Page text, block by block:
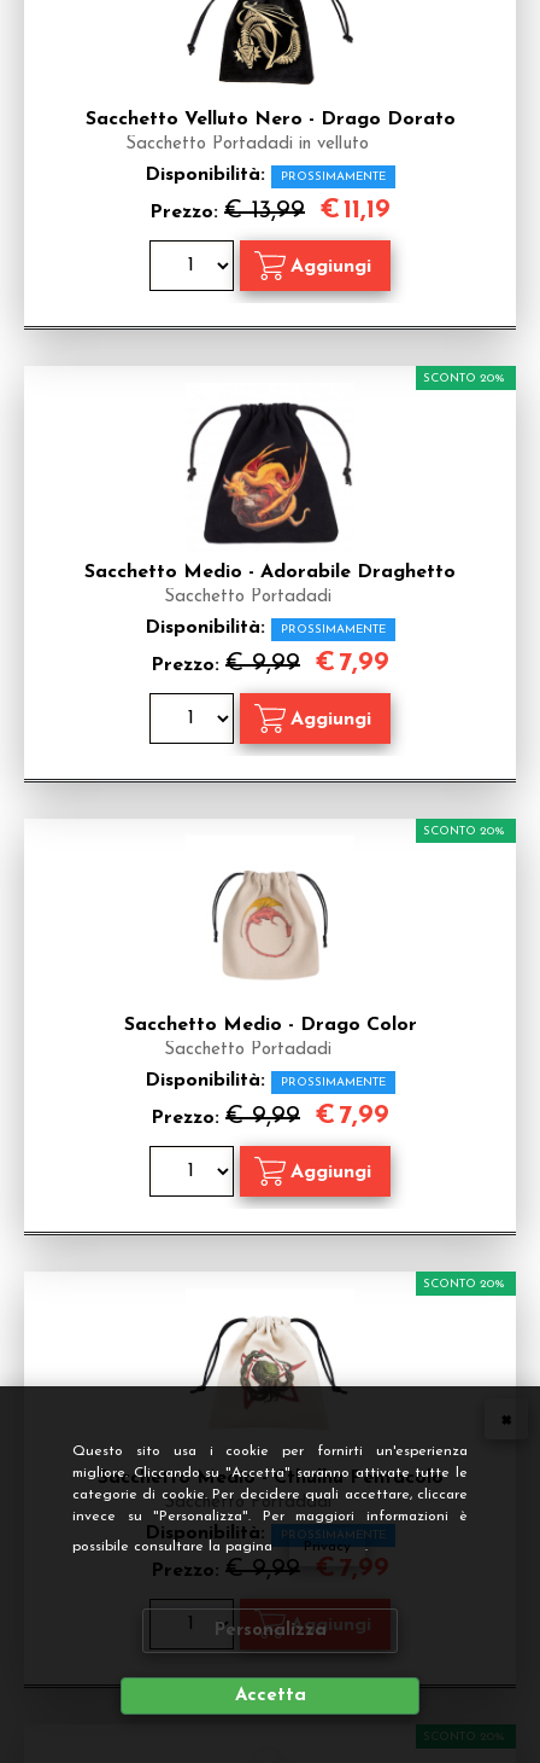
Questo sito usa i cookie per fornirti un'esperienza
migliore. Cliccando su "Accetta" saranno attivate tutte le
categorie di cookie. Per decidere quali accettare, cliccare
invece su "Personalizza". Per maggiori informazioni è
possibile consultare la pagina Privacy .
Personalizza
Accetta
Sacchetto Velluto Nero - Drago Dorato
Sacchetto Portadadi in velluto
Disponibilità: PROSSIMAMENTE
Prezzo: € 13,99 €11,19
Sacchetto Medio - Adorabile Draghetto
Sacchetto Portadadi
Disponibilità: PROSSIMAMENTE
Prezzo: € 9,99
SCONTO 20%
€ 7,99
Sacchetto Medio - Drago Color
Sacchetto Portadadi
Disponibilità: PROSSIMAMENTE
Prezzo: € 9,99
SCONTO 20%
€ 7,99
Sacchetto Medio - Cthulhu Pentacolo
Sacchetto Portadadi
Disponibilità: PROSSIMAMENTE
Prezzo: € 9,99
SCONTO 20%
€ 7,99
SCONTO 20%